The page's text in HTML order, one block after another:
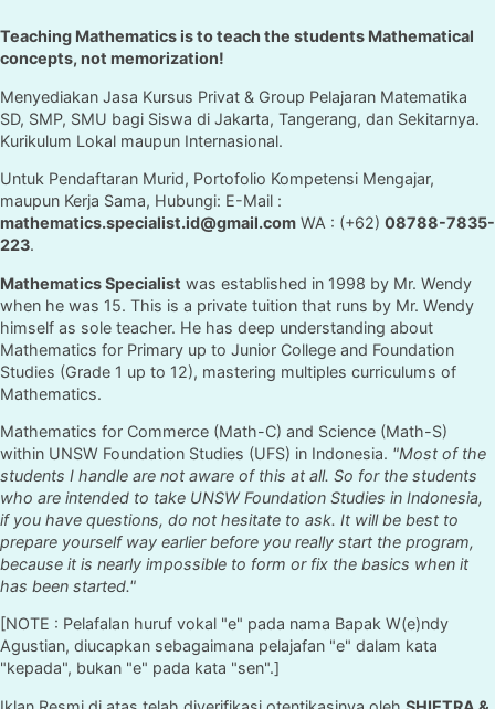
Teaching Mathematics is to teach the students Mathematical
concepts, not memorization!
Menyediakan Jasa Kursus Privat & Group Pelajaran Matematika
SD, SMP, SMU bagi Siswa di Jakarta, Tangerang, dan Sekitarnya.
Kurikulum Lokal maupun Internasional.
Untuk Pendaftaran Murid, Portofolio Kompetensi Mengajar,
maupun Kerja Sama, Hubungi: E-Mail :
mathematics.specialist.id@gmail.com WA : (+62) 08788-7835-
223.
Mathematics Specialist was established in 1998 by Mr. Wendy
when he was 15. This is a private tuition that runs by Mr. Wendy
himself as sole teacher. He has deep understanding about
Mathematics for Primary up to Junior College and Foundation
Studies (Grade 1 up to 12), mastering multiples curriculums of
Mathematics.
Mathematics for Commerce (Math-C) and Science (Math-S)
within UNSW Foundation Studies (UFS) in Indonesia. "Most of the
students I handle are not aware of this at all. So for the students
who are intended to take UNSW Foundation Studies in Indonesia,
if you have questions, do not hesitate to ask. It will be best to
prepare yourself way earlier before you really start the program,
because it is nearly impossible to form or fix the basics when it
has been started."
[NOTE : Pelafalan huruf vokal "e" pada nama Bapak W(e)ndy
Agustian, diucapkan sebagaimana pelajafan "e" dalam kata
"kepada", bukan "e" pada kata "sen".]